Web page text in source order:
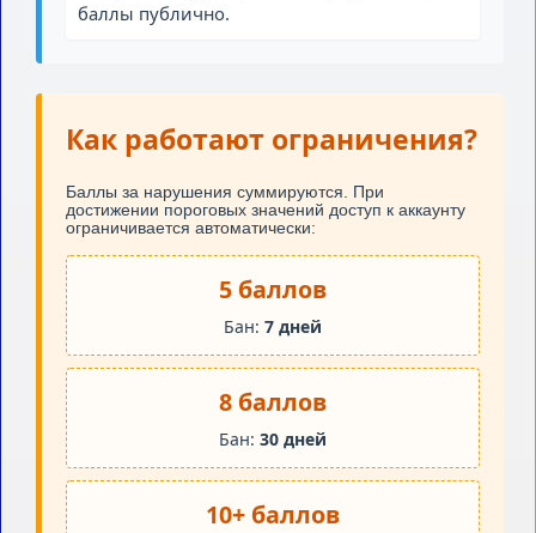
баллы публично.
Как работают ограничения?
Баллы за нарушения суммируются. При
достижении пороговых значений доступ к аккаунту
ограничивается автоматически:
5 баллов
Бан: 7 дней
8 баллов
Бан: 30 дней
10+ баллов